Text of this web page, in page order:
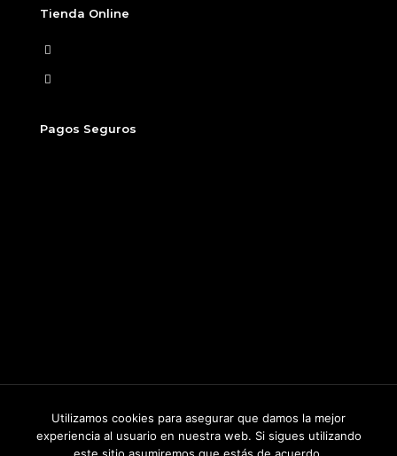
Tienda Online
Pagos Seguros
2026©Sitio desarrollado por Beew, un producto de Dados
Group.
Utilizamos cookies para asegurar que damos la mejor
experiencia al usuario en nuestra web. Si sigues utilizando